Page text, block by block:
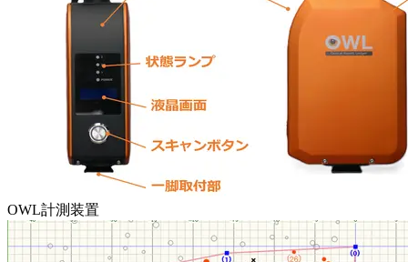
OWL計測装置